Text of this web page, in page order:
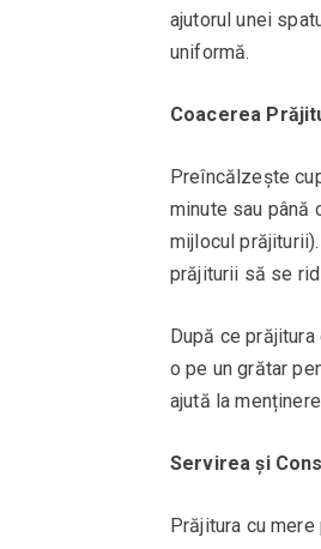
ajutorul unei
uniformă.
Coacerea
Preîncălzește
minute sau până
mijlocul
prăjiturii să se
După ce
o pe un grătar
ajută la
Servirea și
Prăjitura cu